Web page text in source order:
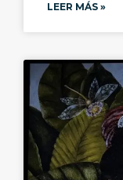
LEER MÁS »